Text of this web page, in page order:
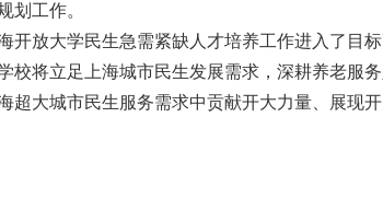
划工作。
开放大学民生急需紧缺人才培养工作进入了目标
校将立足上海城市民生发展需求，深耕养老服
超大城市民生服务需求中贡献开大力量、展现开